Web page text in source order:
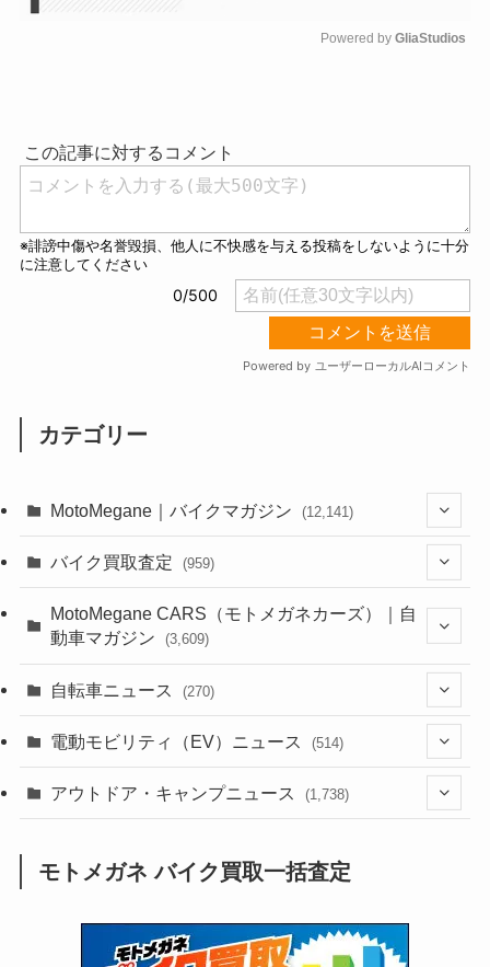
Powered by GliaStudios
カテゴリー
MotoMegane｜バイクマガジン (12,141)
(44)
(640)
(118)
(60)
(31)
(51)
(252)
(38)
(24)
(16)
(249)
(64)
(16)
(306)
(6,958)
(2,474)
(249)
(1,226)
(12) (66)
(16)
(1,143)
(166)
バイク買取査定 (959)
(352)
MotoMegane CARS（モトメガネカーズ）｜自
動車マガジン
(3,609)
(187)
(137)
(75)
(2,744)
(126)
自転車ニュース (270)
(54)
(211)
電動モビリティ（EV）ニュース (514)
(132)
(171)
(118)
アウトドア・キャンプニュース (1,738)
(1,605)
モトメガネ バイク買取一括査定